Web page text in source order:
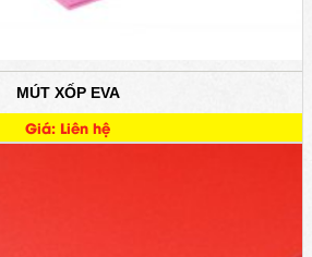
MÚT XỐP EVA
Giá: Liên hệ